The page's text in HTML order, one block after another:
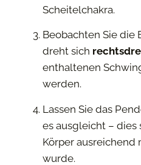
Scheitelchakra.
Beobachten Sie die
dreht sich
enthaltenen
werden.
Lassen Sie das
es ausgleicht – dies
Körper ausreichend
wurde.